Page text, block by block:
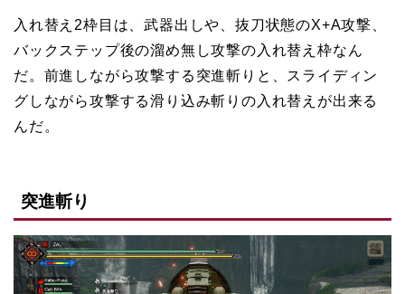
入れ替え2枠目は、武器出しや、抜刀状態のX+A攻撃、
バックステップ後の溜め無し攻撃の入れ替え枠なん
だ。前進しながら攻撃する突進斬りと、スライディン
グしながら攻撃する滑り込み斬りの入れ替えが出来る
んだ。
突進斬り